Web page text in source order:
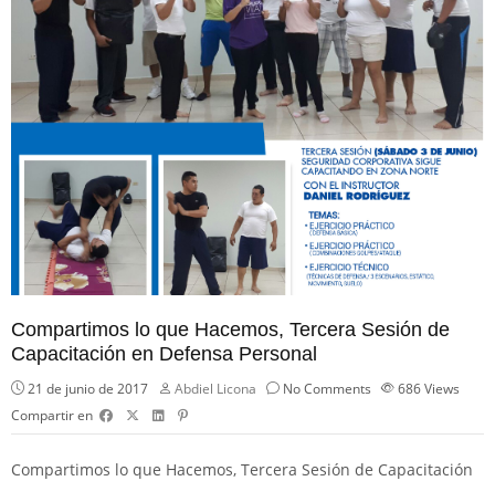
Compartimos lo que Hacemos, Tercera Sesión de
Capacitación en Defensa Personal
21 de junio de 2017 Abdiel Licona No Comments 686Views
Compartir en
Compartimos lo que Hacemos, Tercera Sesión de Capacitación